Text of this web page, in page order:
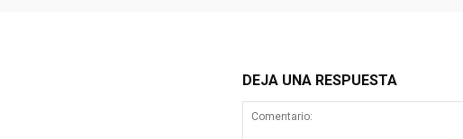
DEJA UNA RESPUESTA